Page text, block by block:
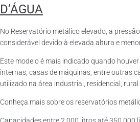
D’ÁGUA
No Reservatório metálico elevado, a
considerável devido à elevada altura e
Este modelo é mais indicado quando
internas, casas de máquinas, entre outras
utilizado na área industrial, residencial, rural
Conheça mais sobre os reservatórios